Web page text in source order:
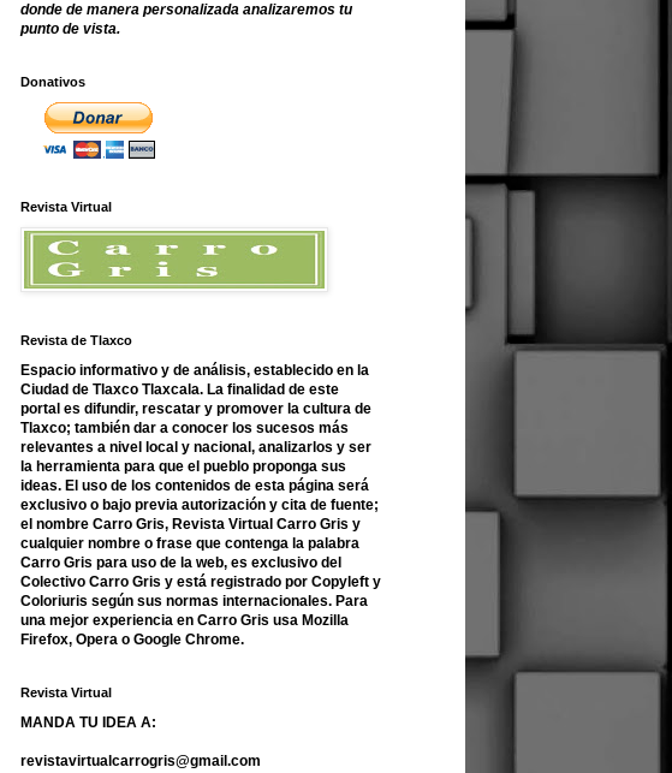
donde de manera personalizada analizaremos tu
punto de vista.
Donativos
Revista Virtual
Revista de Tlaxco
Espacio informativo y de análisis, establecido en la
Ciudad de Tlaxco Tlaxcala. La finalidad de este
portal es difundir, rescatar y promover la cultura de
Tlaxco; también dar a conocer los sucesos más
relevantes a nivel local y nacional, analizarlos y ser
la herramienta para que el pueblo proponga sus
ideas. El uso de los contenidos de esta página será
exclusivo o bajo previa autorización y cita de fuente;
el nombre Carro Gris, Revista Virtual Carro Gris y
cualquier nombre o frase que contenga la palabra
Carro Gris para uso de la web, es exclusivo del
Colectivo Carro Gris y está registrado por Copyleft y
Coloriuris según sus normas internacionales. Para
una mejor experiencia en Carro Gris usa Mozilla
Firefox, Opera o Google Chrome.
Revista Virtual
MANDA TU IDEA A:
revistavirtualcarrogris@gmail.com